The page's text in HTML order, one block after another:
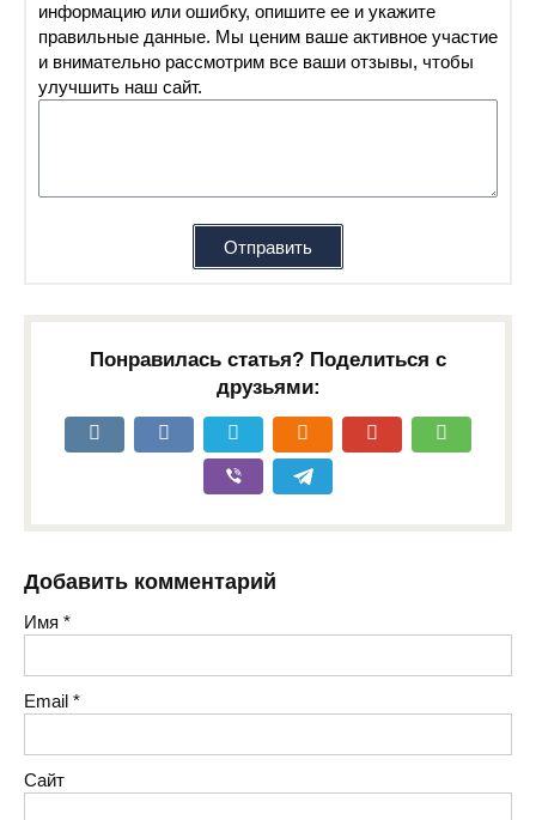
информацию или ошибку, опишите ее и укажите
правильные данные. Мы ценим ваше активное участие
и внимательно рассмотрим все ваши отзывы, чтобы
улучшить наш сайт.
Отправить
Понравилась статья? Поделиться с
друзьями:
Добавить комментарий
Имя *
Email *
Сайт